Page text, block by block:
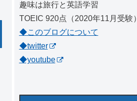
趣味は旅行と英語学習
TOEIC 920点（2020年11月受験）
◆このブログについて
◆twitter
◆youtube